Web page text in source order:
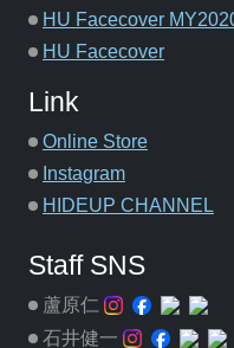
HU Facecover
HU Facecover
Link
Online Store
Instagram
HIDEUP CHANNEL
Staff SNS
蘆原仁
石井健一